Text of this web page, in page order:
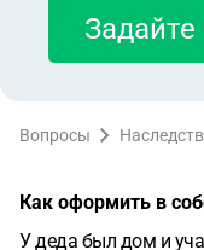
Вопросы
Как оформить в
У деда был дом и